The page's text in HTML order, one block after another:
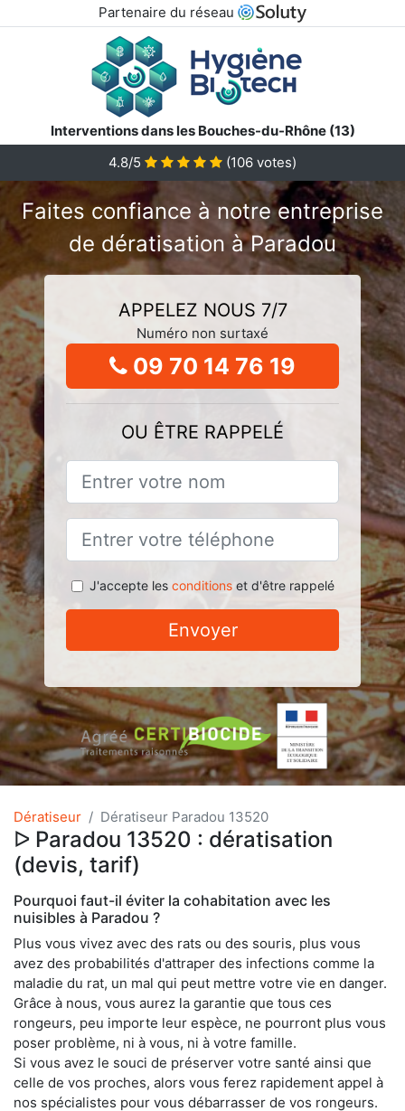
Partenaire du réseau
Interventions dans les Bouches-du-Rhône (13)
4.8/5
(106 votes)
Faites confiance à notre entreprise
de dératisation à Paradou
APPELEZ NOUS 7/7
Numéro non surtaxé
09 70 14 76 19
OU ÊTRE RAPPELÉ
J'accepte les conditionset d'être rappelé
Envoyer
Dératiseur Dératiseur Paradou 13520
ᐅ Paradou 13520 : dératisation
(devis, tarif)
Pourquoi faut-il éviter la cohabitation avec les
nuisibles à Paradou ?
Plus vous vivez avec des rats ou des souris, plus vous
avez des probabilités d'attraper des infections comme la
maladie du rat, un mal qui peut mettre votre vie en danger.
Grâce à nous, vous aurez la garantie que tous ces
rongeurs, peu importe leur espèce, ne pourront plus vous
poser problème, ni à vous, ni à votre famille.
Si vous avez le souci de préserver votre santé ainsi que
celle de vos proches, alors vous ferez rapidement appel à
nos spécialistes pour vous débarrasser de vos rongeurs.